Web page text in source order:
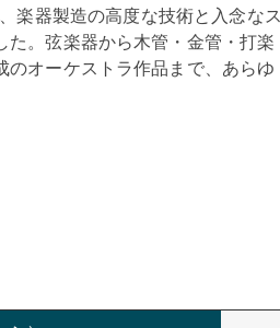
楽器製造の高度な技術と入念なス
た。弦楽器から木管・金管・打楽
オーケストラ作品まで、あらゆ